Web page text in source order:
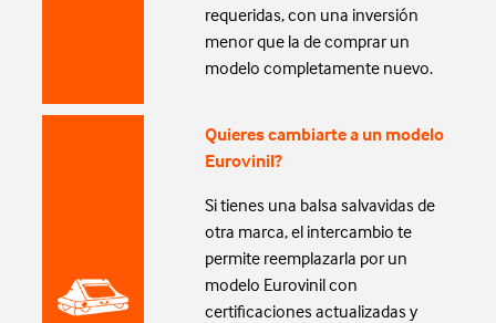
requeridas, con una inversión
menor que la de comprar un
modelo completamente nuevo.
Quieres cambiarte a un modelo
Eurovinil?
Si tienes una balsa salvavidas de
otra marca, el intercambio te
permite reemplazarla por un
modelo Eurovinil con
certificaciones actualizadas y